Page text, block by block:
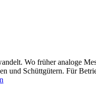
Wo früher analoge
und Schüttgütern. Für